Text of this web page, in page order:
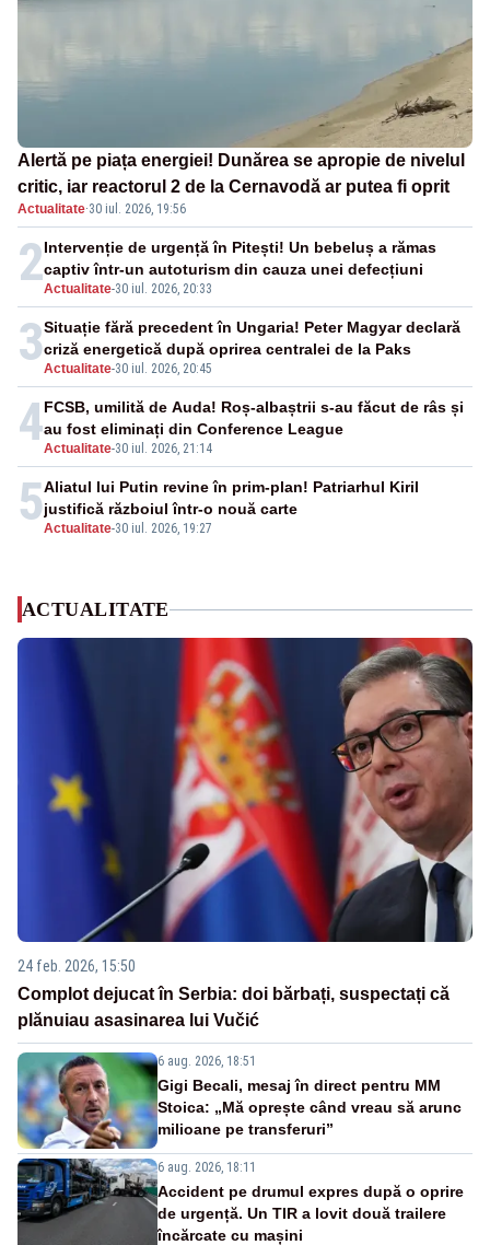
Alertă pe piața energiei! Dunărea se apropie de nivelul
critic, iar reactorul 2 de la Cernavodă ar putea fi oprit
Actualitate·30 iul. 2026, 19:56
2Actualitate-30 iul. 2026, 20:33
Intervenție de urgență în Pitești! Un bebeluș a rămas
captiv într-un autoturism din cauza unei defecțiuni
3Actualitate-30 iul. 2026, 20:45
Situație fără precedent în Ungaria! Peter Magyar declară
criză energetică după oprirea centralei de la Paks
4Actualitate-30 iul. 2026, 21:14
FCSB, umilită de Auda! Roș-albaștrii s-au făcut de râs și
au fost eliminați din Conference League
5Actualitate-30 iul. 2026, 19:27
Aliatul lui Putin revine în prim-plan! Patriarhul Kiril
justifică războiul într-o nouă carte
ACTUALITATE
24 feb. 2026, 15:50
Complot dejucat în Serbia: doi bărbați, suspectați că
plănuiau asasinarea lui Vučić
6 aug. 2026, 18:51
Gigi Becali, mesaj în direct pentru MM
Stoica: „Mă oprește când vreau să arunc
milioane pe transferuri”
6 aug. 2026, 18:11
Accident pe drumul expres după o oprire
de urgență. Un TIR a lovit două trailere
încărcate cu mașini